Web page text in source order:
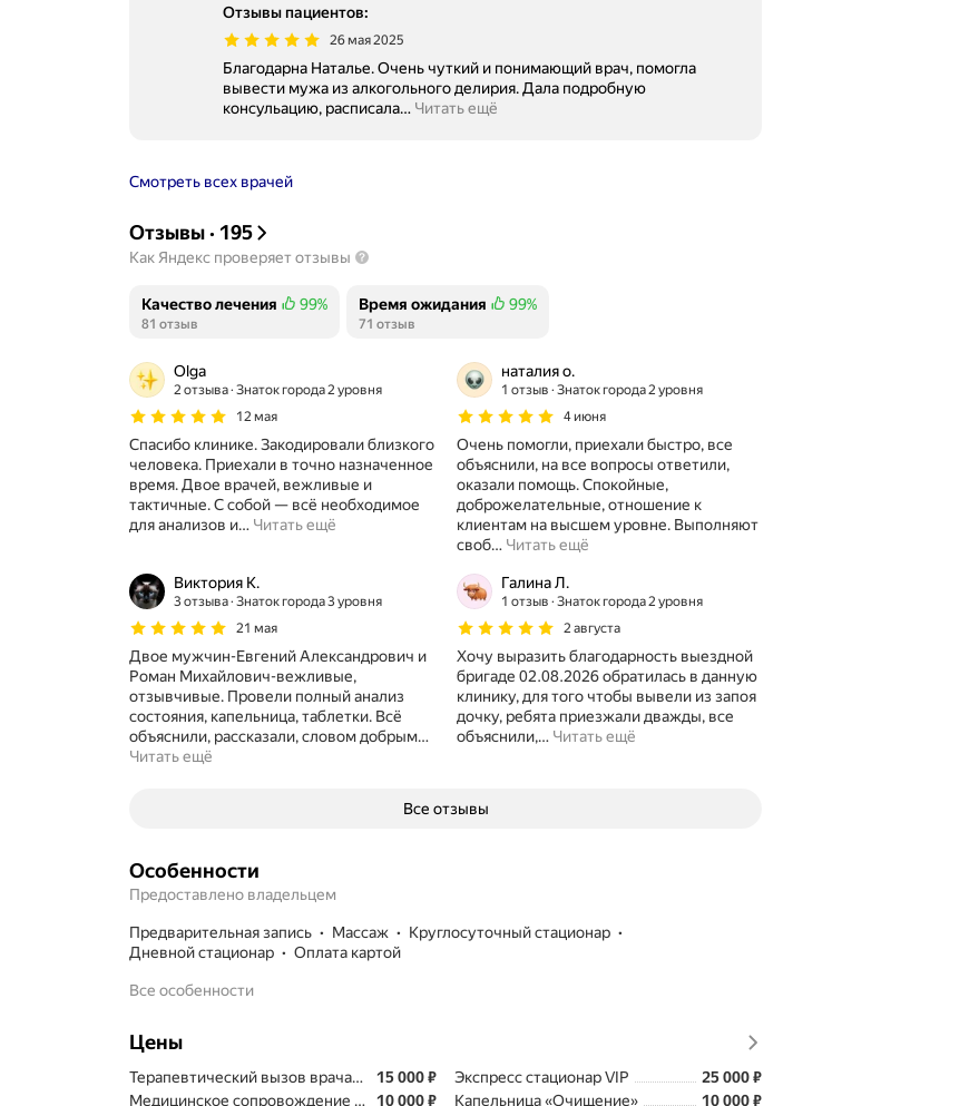
Отзывы пациентов:
26 мая 2025
Благодарна Наталье. Очень чуткий и понимающий врач, помогла
вывести мужа из алкогольного делирия. Дала подробную
консульацию, расписала… Читать ещё
Смотреть всех врачей
Отзывы· 195
Как Яндекс проверяет отзывы
Качество лечения
Положительных отзывов
99%
81 отзыв
Время ожидания
Положительных отзывов
99%
71 отзыв
Olga
2 отзыва Знаток города 2 уровня
12 мая
Спасибо клинике. Закодировали близкого
человека. Приехали в точно назначенное
время. Двое врачей, вежливые и
тактичные. С собой — всё необходимое
для анализов и… Читать ещё
наталия о.
1 отзыв Знаток города 2 уровня
4 июня
Очень помогли, приехали быстро, все
объяснили, на все вопросы ответили,
оказали помощь. Спокойные,
доброжелательные, отношение к
клиентам на высшем уровне. Выполняют
своб… Читать ещё
Виктория К.
3 отзыва Знаток города 3 уровня
21 мая
Двое мужчин-Евгений Александрович и
Роман Михайлович-вежливые,
отзывчивые. Провели полный анализ
состояния, капельница, таблетки. Всё
объяснили, рассказали, словом добрым…
Читать ещё
Галина Л.
1 отзыв Знаток города 2 уровня
2 августа
Хочу выразить благодарность выездной
бригаде 02.08.2026 обратилась в данную
клинику, для того чтобы вывели из запоя
дочку, ребята приезжали дважды, все
объяснили,… Читать ещё
Все отзывы
Особенности
Предоставлено владельцем
предварительная запись массаж
круглосуточный стационар
дневной стационар
Оплата картой
Все особенности
Цены
Терапевтический вызов врача на дом
Цена
15000
15 000₽
Медицинское сопровождение пациента до стационара в пределах МКАД (Скорая помощь)
Цена
10000
10 000₽
Экспресс стационар VIP Цена
25000
25 000₽
Капельница «Очищение»
Цена
10000
10 000₽